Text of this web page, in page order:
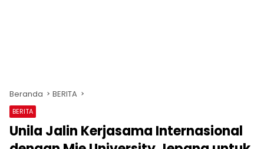
Beranda BERITA
BERITA
Unila Jalin Kerjasama Internasional